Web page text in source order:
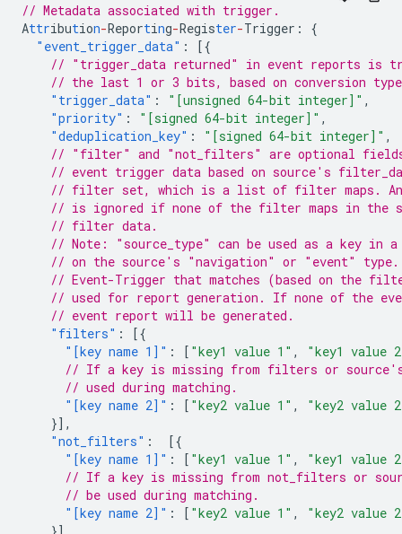
// Metadata associated with trigger.
Attribution-Reporting-Register-Trigger :
{
"event_trigger_data" :
[{
// "trigger_data returned" in event reports is
// the last 1 or 3 bits, based on conversion
"trigger_data" : "[unsigned 64-bit integer]" ,
"priority" : "[signed 64-bit integer]" ,
"deduplication_key" : "[signed 64-bit integer]" ,
// "filter" and "not_filters" are optional fields
// event trigger data based on source's
// filter set, which is a list of filter maps. An
// is ignored if none of the filter maps in the
// filter data.
// Note: "source_type" can be used as a key
// on the source's "navigation" or "event"
// Event-Trigger that matches (based on the
// used for report generation. If none of the
// event report will be generated.
"filters" :
[{
"[key name 1]" : [ "key1 value 1" ,
"key1 value
// If a key is missing from filters or
// used during matching.
"[key name 2]" : [ "key2 value 1" ,
"key2 value
}],
"not_filters" :
[{
"[key name 1]" : [ "key1 value 1" ,
"key1 value
// If a key is missing from not_filters or
// be used during matching.
"[key name 2]" : [ "key2 value 1" ,
"key2 value
}]